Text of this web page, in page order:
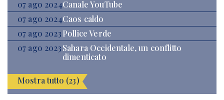
07 ago 2024Canale YouTube
07 ago 2024Caos caldo
07 ago 2023Pollice Verde
07 ago 2023Sahara Occidentale, un conflitto
dimenticato
Mostra tutto (23)